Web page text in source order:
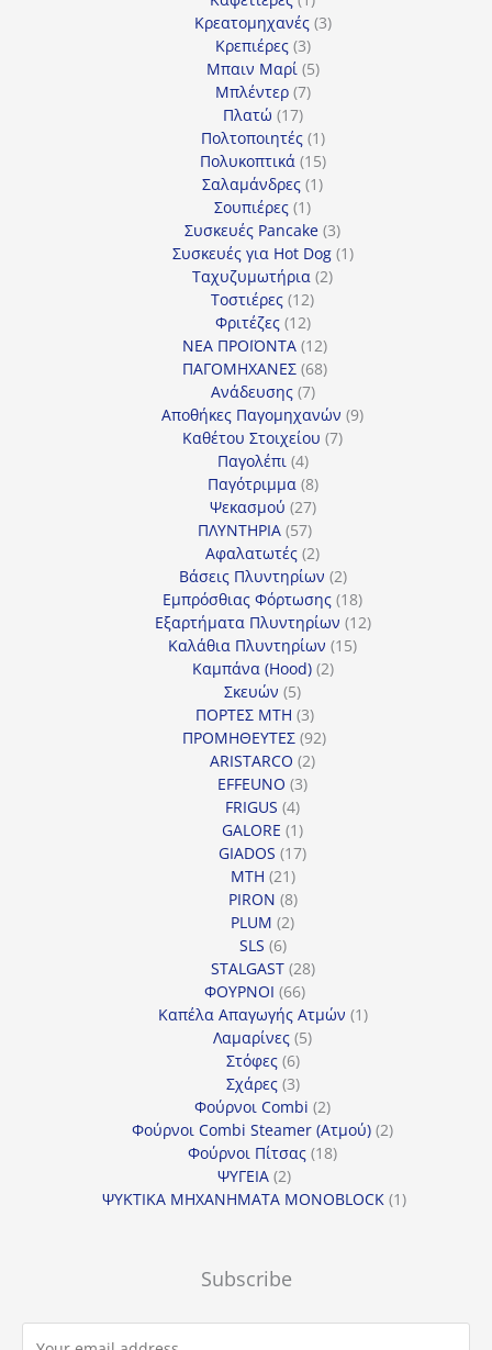
προϊόν
Κρεατομηχανές 33
Κρεπιέρες 33
προϊόντα
Μπαιν Μαρί 55
Μπλέντερ 77
Πλατώ 1717
προϊόντα
Πολτοποιητές 11
προϊόν
Πολυκοπτικά 1515
προϊόντα
Σαλαμάνδρες 11
Σουπιέρες 11
προϊόν
Συσκευές Pancake 33
προϊόντα
Συσκευές για Hot Dog 11
Ταχυζυμωτήρια 22
Τοστιέρες 1212
προϊόντα
Φριτέζες 1212
προϊόντα
ΝΕΑ ΠΡΟΪΟΝΤΑ 1212
προϊόντα
ΠΑΓΟΜΗΧΑΝΕΣ 6868
Ανάδευσης 77
προϊόντα
Αποθήκες Παγομηχανών 99
Καθέτου Στοιχείου 77
Παγολέπι 44
προϊόντα
Παγότριμμα 88
προϊόντα
Ψεκασμού 2727
προϊόντα
ΠΛΥΝΤΗΡΙΑ 5757
προϊόντα
Αφαλατωτές 22
προϊόντα
Βάσεις Πλυντηρίων 22
προϊόντα
Εμπρόσθιας Φόρτωσης 1818
προϊόντα
Εξαρτήματα Πλυντηρίων 1212
Καλάθια Πλυντηρίων 1515
Καμπάνα (Hood) 22
Σκευών 55
προϊόντα
ΠΟΡΤΕΣ MTH 33
προϊόντα
ΠΡΟΜΗΘΕΥΤΕΣ 9292
ARISTARCO 22
EFFEUNO 33
FRIGUS 44
προϊόντα
GALORE 11
προϊόν
GIADOS 1717
MTH 2121
προϊόντα
PIRON 88
προϊόντα
PLUM 22
SLS 66
προϊόντα
STALGAST 2828
ΦΟΥΡΝΟΙ 6666
προϊόντα
Καπέλα Απαγωγής Ατμών 11
Λαμαρίνες 55
Στόφες 66
προϊόντα
Σχάρες 33
προϊόντα
Φούρνοι Combi 22
προϊόντα
Φούρνοι Combi Steamer (Ατμού) 22
Φούρνοι Πίτσας 1818
ΨΥΓΕΙΑ 22
προϊόντα
ΨΥΚΤΙΚΑ ΜΗΧΑΝΗΜΑΤΑ MONOBLOCK 11
Subscribe